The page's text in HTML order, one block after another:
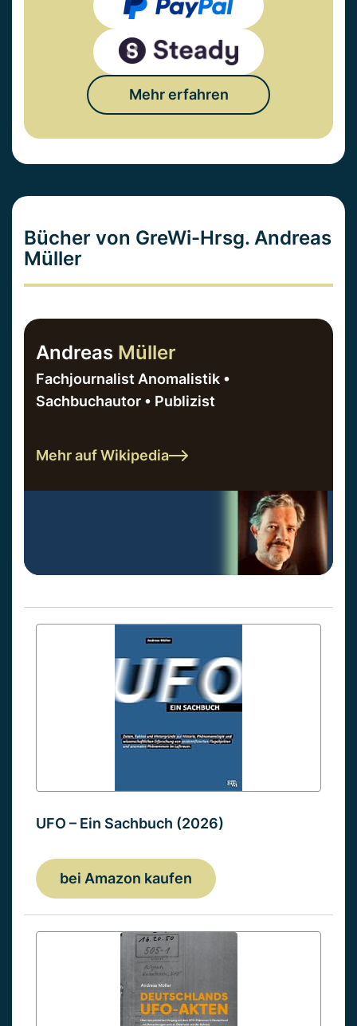
Mehr erfahren
Bücher von GreWi-Hrsg. Andreas
Müller
Andreas Müller
Fachjournalist Anomalistik •
Sachbuchautor • Publizist
Mehr auf Wikipedia
UFO – Ein Sachbuch (2026)
bei Amazon kaufen